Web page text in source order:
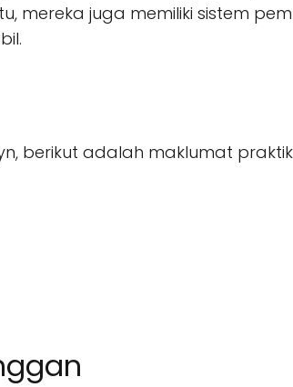
mereka juga memiliki sistem
berikut adalah maklumat